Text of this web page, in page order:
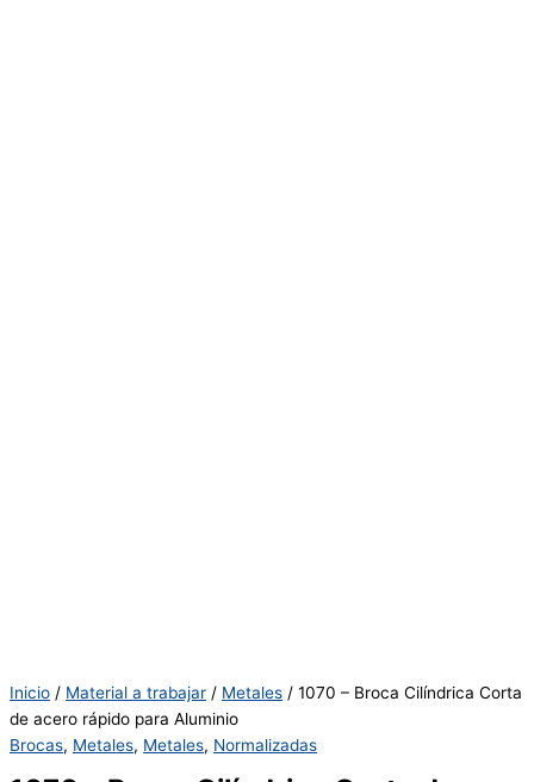
Inicio / Material a trabajar / Metales / 1070 – Broca Cilíndrica Corta
de acero rápido para Aluminio
Brocas, Metales, Metales, Normalizadas